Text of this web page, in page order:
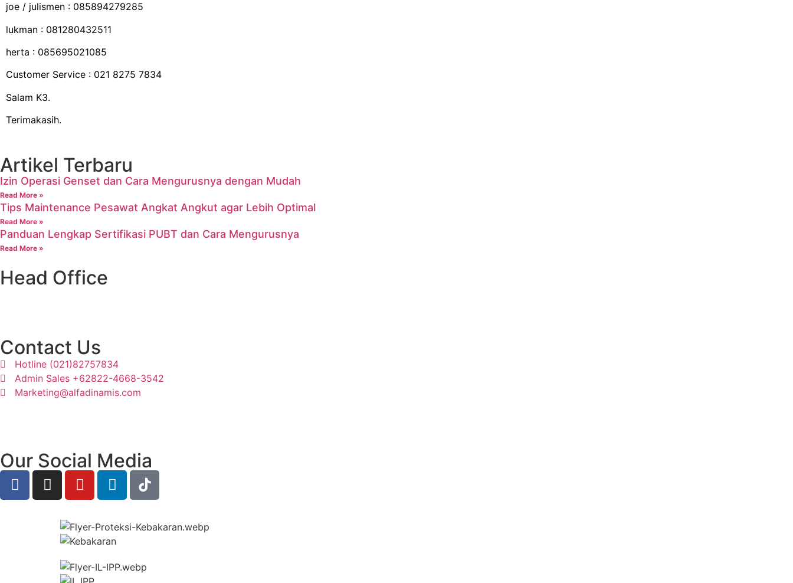
joe / julismen : 085894279285
lukman : 081280432511
herta : 085695021085
Customer Service : 021 8275 7834
Salam K3.
Terimakasih.
Artikel Terbaru
Izin Operasi Genset dan Cara Mengurusnya dengan Mudah
Read More »
Tips Maintenance Pesawat Angkat Angkut agar Lebih Optimal
Read More »
Panduan Lengkap Sertifikasi PUBT dan Cara Mengurusnya
Read More »
Head Office
Contact Us
Hotline (021)82757834
Admin Sales +62822-4668-3542
Marketing@alfadinamis.com
Our Social Media